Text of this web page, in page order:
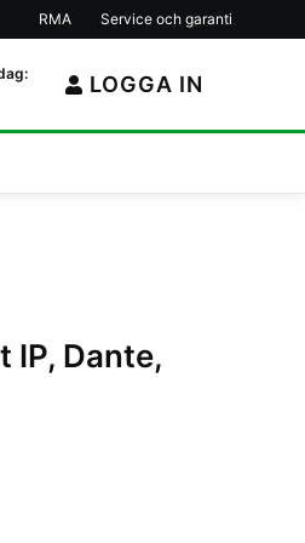
RMA Service och garanti
LOGGA IN
IP, Dante,